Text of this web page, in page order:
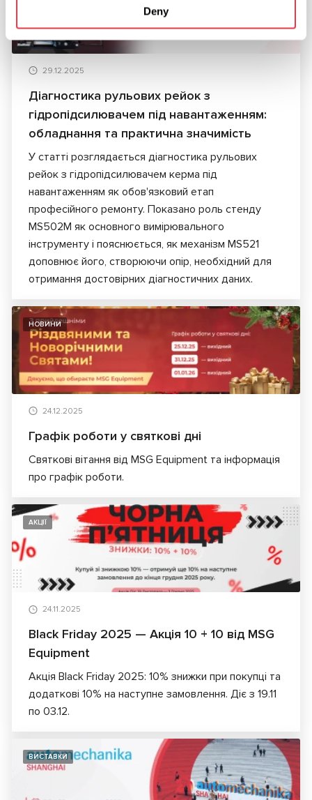
Deny
29.12.2025
Діагностика рульових рейок з
гідропідсилювачем під навантаженням:
обладнання та практична значимість
У статті розглядається діагностика рульових
рейок з гідропідсилювачем керма під
навантаженням як обов'язковий етап
професійного ремонту. Показано роль стенду
MS502M як основного вимірювального
інструменту і пояснюється, як механізм MS521
доповнює його, створюючи опір, необхідний для
отримання достовірних діагностичних даних.
НОВИНИ
24.12.2025
Графік роботи у святкові дні
Святкові вітання від MSG Equipment та інформація
про графік роботи.
АКЦІЇ
24.11.2025
Black Friday 2025 — Акція 10 + 10 від MSG
Equipment
Акція Black Friday 2025: 10% знижки при покупці та
додаткові 10% на наступне замовлення. Діє з 19.11
по 03.12.
ВИСТАВКИ